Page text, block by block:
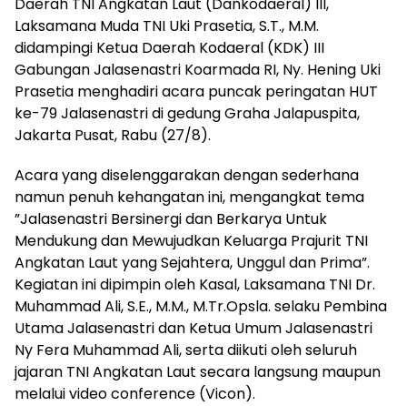
Daerah TNI Angkatan Laut (Dankodaeral) III,
Laksamana Muda TNI Uki Prasetia, S.T., M.M.
didampingi Ketua Daerah Kodaeral (KDK) III
Gabungan Jalasenastri Koarmada RI, Ny. Hening Uki
Prasetia menghadiri acara puncak peringatan HUT
ke-79 Jalasenastri di gedung Graha Jalapuspita,
Jakarta Pusat, Rabu (27/8).
Acara yang diselenggarakan dengan sederhana
namun penuh kehangatan ini, mengangkat tema
”Jalasenastri Bersinergi dan Berkarya Untuk
Mendukung dan Mewujudkan Keluarga Prajurit TNI
Angkatan Laut yang Sejahtera, Unggul dan Prima”.
Kegiatan ini dipimpin oleh Kasal, Laksamana TNI Dr.
Muhammad Ali, S.E., M.M., M.Tr.Opsla. selaku Pembina
Utama Jalasenastri dan Ketua Umum Jalasenastri
Ny Fera Muhammad Ali, serta diikuti oleh seluruh
jajaran TNI Angkatan Laut secara langsung maupun
melalui video conference (Vicon).